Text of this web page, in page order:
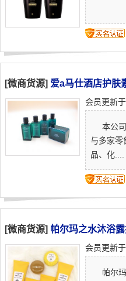
[微商货源] 爱a马仕酒店护肤
会员更新
本公司
与多家零
品、化....
[微商货源] 帕尔玛之水沐浴
会员更新
帕尔玛